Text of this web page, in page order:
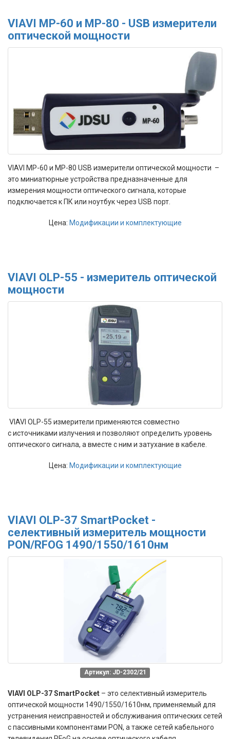
VIAVI MP-60 и MP-80 - USB измерители
оптической мощности
VIAVI MP-60 и MP-80 USB измерители оптической мощности –
это миниатюрные устройства предназначенные для
измерения мощности оптического сигнала, которые
подключается к ПК или ноутбук через USB порт.
Цена: Модификации и комплектующие
VIAVI OLP-55 - измеритель оптической
мощности
VIAVI OLP-55 измерители применяются совместно
с источниками излучения и позволяют определить уровень
оптического сигнала, а вместе с ним и затухание в кабеле.
Цена: Модификации и комплектующие
VIAVI OLP-37 SmartPocket -
селективный измеритель мощности
PON/RFOG 1490/1550/1610нм
Артикул: JD-2302/21
VIAVI OLP-37 SmartPocket – это селективный измеритель
оптической мощности 1490/1550/1610нм, применяемый для
устранения неисправностей и обслуживания оптических сетей
с пассивными компонентами PON, а также сетей кабельного